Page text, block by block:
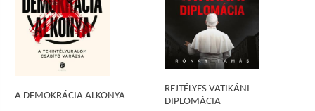
A DEMOKRÁCIA ALKONYA
REJTÉLYES VATIKÁNI
DIPLOMÁCIA